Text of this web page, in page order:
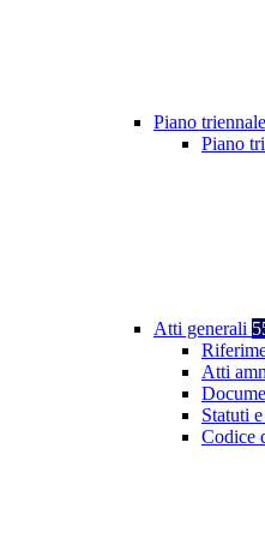
Piano
Piano
Atti generali
Atti
Statuti
Codice